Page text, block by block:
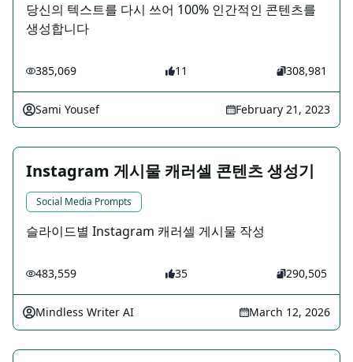
당신의 텍스트를 다시 쓰어 100% 인간적인 콘텐츠를
생성합니다
385,069 11 308,981
Sami Yousef February 21, 2023
Instagram 게시물 캐러셀 콘텐츠 생성기
Social Media Prompts
슬라이드별 Instagram 캐러셀 게시물 작성
483,559 35 290,505
Mindless Writer AI March 12, 2026